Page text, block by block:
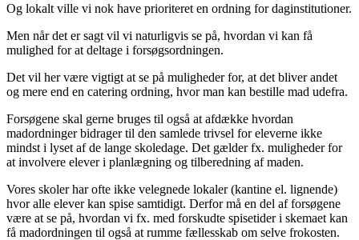
Og lokalt ville vi nok have prioriteret en ordning for daginstitutioner.
Men når det er sagt vil vi naturligvis se på, hvordan vi kan få
mulighed for at deltage i forsøgsordningen.
Det vil her være vigtigt at se på muligheder for, at det bliver andet
og mere end en catering ordning, hvor man kan bestille mad udefra.
Forsøgene skal gerne bruges til også at afdække hvordan
madordninger bidrager til den samlede trivsel for eleverne ikke
mindst i lyset af de lange skoledage. Det gælder fx. muligheder for
at involvere elever i planlægning og tilberedning af maden.
Vores skoler har ofte ikke velegnede lokaler (kantine el. lignende)
hvor alle elever kan spise samtidigt. Derfor må en del af forsøgene
være at se på, hvordan vi fx. med forskudte spisetider i skemaet kan
få madordningen til også at rumme fællesskab om selve frokosten.